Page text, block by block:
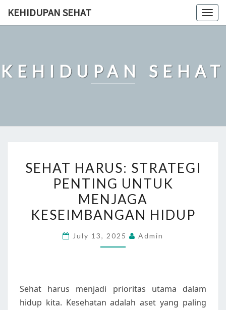
KEHIDUPAN SEHAT
KEHIDUPAN SEHAT
HARUS:
STRATEGI
PENTING
UNTUK
KESEIMBANGAN
SEHAT HARUS: STRATEGI
PENTING UNTUK
MENJAGA
KESEIMBANGAN HIDUP
July 13, 2025 Admin
Sehat harus menjadi prioritas utama dalam
hidup kita. Kesehatan adalah aset yang paling